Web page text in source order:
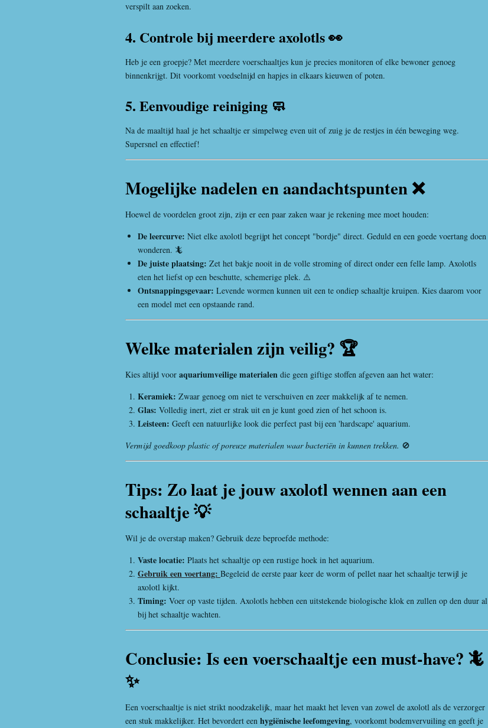
verspilt aan zoeken.
4. Controle bij meerdere axolotls 👀
Heb je een groepje? Met meerdere voerschaaltjes kun je precies monitoren of elke bewoner genoeg
binnenkrijgt. Dit voorkomt voedselnijd en hapjes in elkaars kieuwen of poten.
5. Eenvoudige reiniging 🧼
Na de maaltijd haal je het schaaltje er simpelweg even uit of zuig je de restjes in één beweging weg.
Supersnel en effectief!
Mogelijke nadelen en aandachtspunten ❌
Hoewel de voordelen groot zijn, zijn er een paar zaken waar je rekening mee moet houden:
De leercurve: Niet elke axolotl begrijpt het concept "bordje" direct. Geduld en een goede voertang doen
wonderen. 🦎
De juiste plaatsing: Zet het bakje nooit in de volle stroming of direct onder een felle lamp. Axolotls
eten het liefst op een beschutte, schemerige plek. ⚠️
Ontsnappingsgevaar: Levende wormen kunnen uit een te ondiep schaaltje kruipen. Kies daarom voor
een model met een opstaande rand.
Welke materialen zijn veilig? 🏆
Kies altijd voor aquariumveilige materialen die geen giftige stoffen afgeven aan het water:
Keramiek: Zwaar genoeg om niet te verschuiven en zeer makkelijk af te nemen.
Glas: Volledig inert, ziet er strak uit en je kunt goed zien of het schoon is.
Leisteen: Geeft een natuurlijke look die perfect past bij een 'hardscape' aquarium.
Vermijd goedkoop plastic of poreuze materialen waar bacteriën in kunnen trekken. 🚫
Tips: Zo laat je jouw axolotl wennen aan een
schaaltje 💡
Wil je de overstap maken? Gebruik deze beproefde methode:
Vaste locatie: Plaats het schaaltje op een rustige hoek in het aquarium.
Gebruik een voertang: Begeleid de eerste paar keer de worm of pellet naar het schaaltje terwijl je
axolotl kijkt.
Timing: Voer op vaste tijden. Axolotls hebben een uitstekende biologische klok en zullen op den duur al
bij het schaaltje wachten.
Conclusie: Is een voerschaaltje een must-have? 🦎
✨
Een voerschaaltje is niet strikt noodzakelijk, maar het maakt het leven van zowel de axolotl als de verzorger
een stuk makkelijker. Het bevordert een hygiënische leefomgeving, voorkomt bodemvervuiling en geeft je